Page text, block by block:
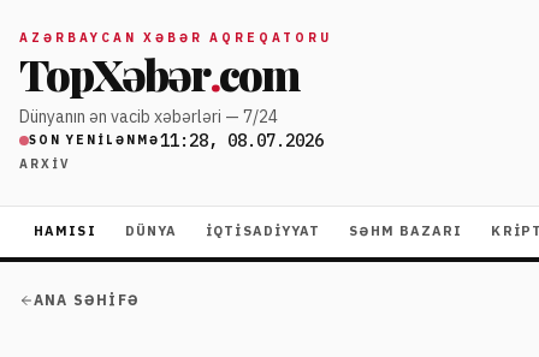
AZƏRBAYCAN XƏBƏR AQREQATORU
TopXəbər.com
Dünyanın ən vacib xəbərləri — 7/24
SON YENILƏNMƏ11:28, 08.07.2026
ARXIV
HAMISI DÜNYA İQTISADIYYAT SƏHM BAZARI
ANA SƏHIFƏ